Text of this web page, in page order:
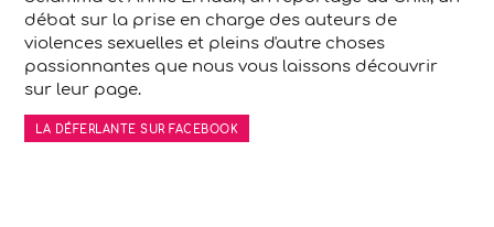
débat sur la prise en charge des auteurs de
violences sexuelles et pleins d'autre choses
passionnantes que nous vous laissons découvrir
sur leur page.
LA DÉFERLANTE SUR FACEBOOK